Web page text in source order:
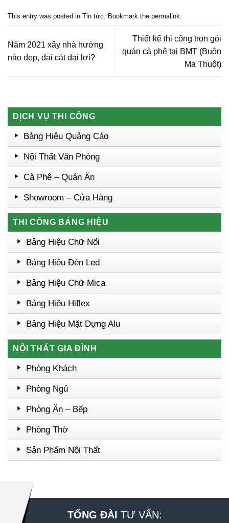
This entry was posted in Tin tức . Bookmark the permalink
Năm 2021 xây nhà hướng
nào đẹp, đại cát đại lợi?
Thiết kế thi công trọn gói
quán cà phê tại BMT (Buôn
Ma Thuột)
DỊCH VỤ THI CÔNG
Bảng Hiệu Quảng Cáo
Nội Thất Văn Phòng
Cà Phê – Quán Ăn
Showroom – Cửa Hàng
THI CÔNG BẢNG HIỆU
Bảng Hiệu Chữ Nổi
Bảng Hiệu Đèn Led
Bảng Hiệu Chữ Mica
Bảng Hiệu Hiflex
Bảng Hiệu Mặt Dựng Alu
NỘI THẤT GIA ĐÌNH
Phòng Khách
Phòng Ngủ
Phòng Ăn – Bếp
Phòng Thờ
Sản Phẩm Nội Thất
TỔNG ĐÀI TƯ VẤN: